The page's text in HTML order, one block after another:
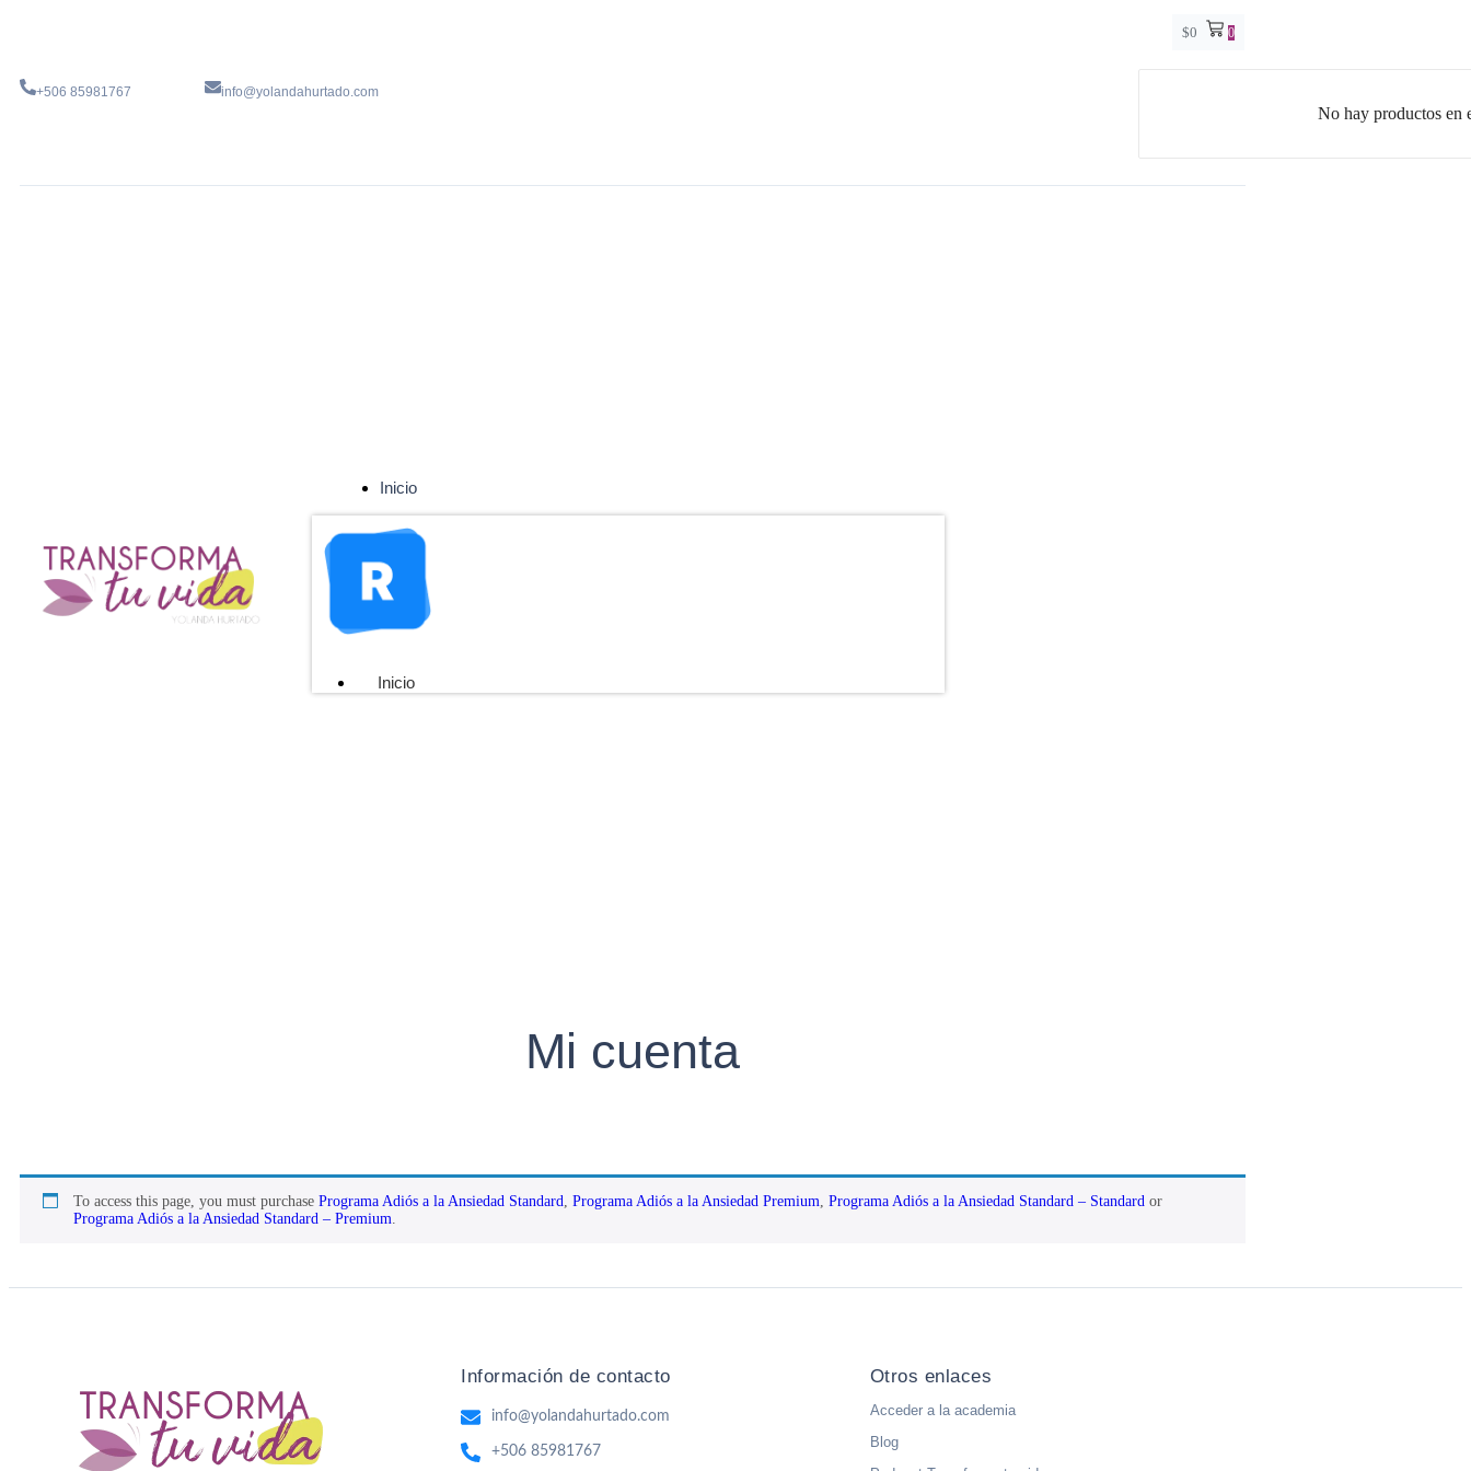
+506 85981767 info@yolandahurtado.com
$0 0
No hay productos en
Inicio
Inicio
Mi cuenta
To access this page, you must purchase Programa Adiós a la Ansiedad Standard Programa Adiós a la Ansiedad Premium Programa Adiós a la Ansiedad Standard – Standard or
Programa Adiós a la Ansiedad Standard – Premium
Información de contacto
info@yolandahurtado.com
+506 85981767
Otros enlaces
Acceder a la academia
Blog